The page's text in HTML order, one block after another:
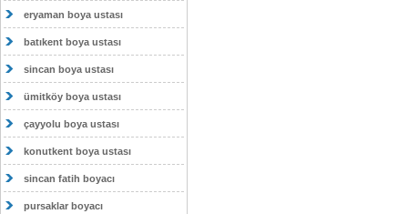
eryaman boya ustası
batıkent boya ustası
sincan boya ustası
ümitköy boya ustası
çayyolu boya ustası
konutkent boya ustası
sincan fatih boyacı
pursaklar boyacı